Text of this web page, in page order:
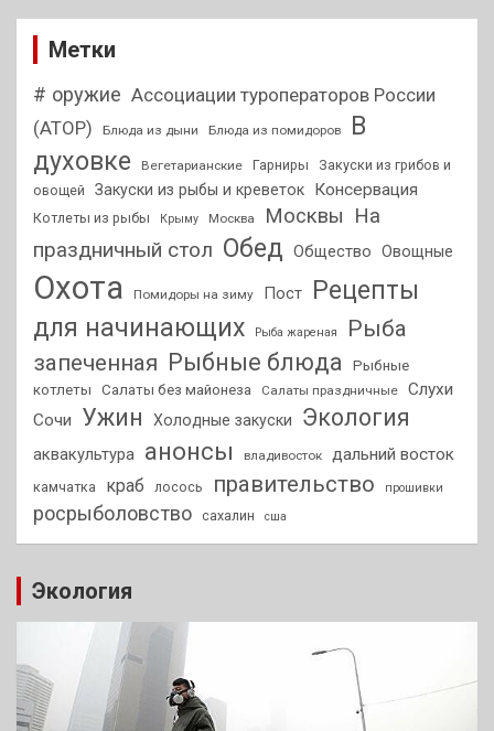
Метки
# оружие Ассоциации туроператоров России
(АТОР)
Блюда из дыни Блюда из помидоров
В
духовке
Вегетарианские Гарниры
Закуски из грибов и
овощей
Закуски из рыбы и креветок Консервация
Котлеты из рыбы Крыму Москва Москвы На
праздничный стол Обед Общество Овощные
Охота Помидоры на зиму Пост
Рецепты
для начинающих
Рыба жареная
Рыба
запеченная Рыбные блюда
Рыбные
котлеты
Салаты без майонеза Салаты праздничные
Слухи
Сочи
Ужин Холодные закуски Экология
аквакультура анонсы владивосток дальний восток
камчатка краб лосось правительство прошивки
росрыболовство сахалин сша
Экология